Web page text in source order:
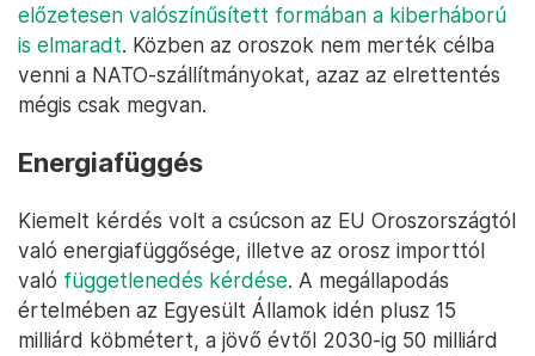
előzetesen valószínűsített formában a kiberháború
is elmaradt. Közben az oroszok nem merték célba
venni a NATO-szállítmányokat, azaz az elrettentés
mégis csak megvan.
Energiafüggés
Kiemelt kérdés volt a csúcson az EU Oroszországtól
való energiafüggősége, illetve az orosz importtól
való függetlenedés kérdése. A megállapodás
értelmében az Egyesült Államok idén plusz 15
milliárd köbmétert, a jövő évtől 2030-ig 50 milliárd